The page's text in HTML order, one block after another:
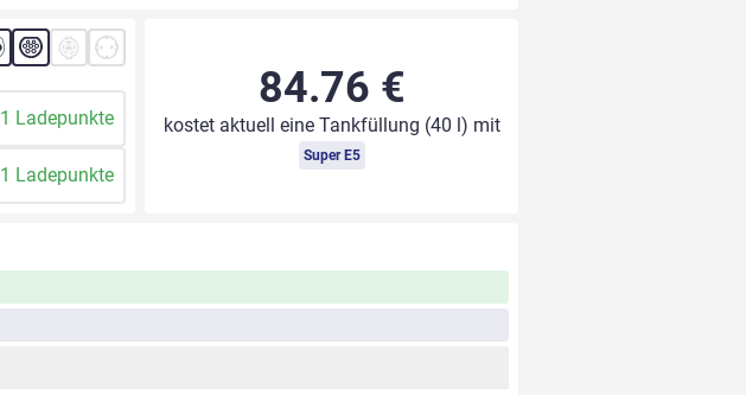
1 Ladepunkte
1 Ladepunkte
84.76 €
kostet aktuell eine Tankfüllung (40 l) mit
Super E5